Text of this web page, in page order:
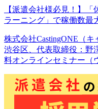
【派遣会社様必見！】
ラーニング」で稼働数最
株式会社CastingONE（
渋谷区、代表取締役：野
料オンラインセミナー（